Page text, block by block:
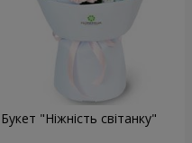
Букет "Ніжність світанку"